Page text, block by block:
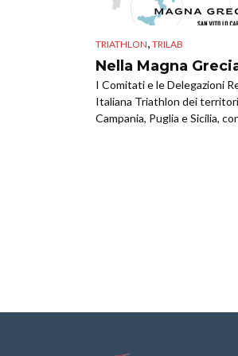
TRIATHLON, TRILAB
Nella Magna
I Comitati e le Delegazioni
Italiana Triathlon dei territori
Campania, Puglia e Sicilia,